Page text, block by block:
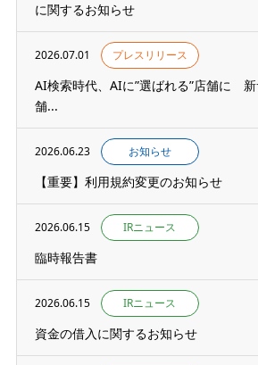
に関するお知らせ
2026.07.01 プレスリリース
AI検索時代、AIに”選ばれる”店舗に
舗...
2026.06.23 お知らせ
【重要】利用規約変更のお知らせ
2026.06.15 IRニュース
臨時報告書
2026.06.15 IRニュース
資金の借入に関するお知らせ